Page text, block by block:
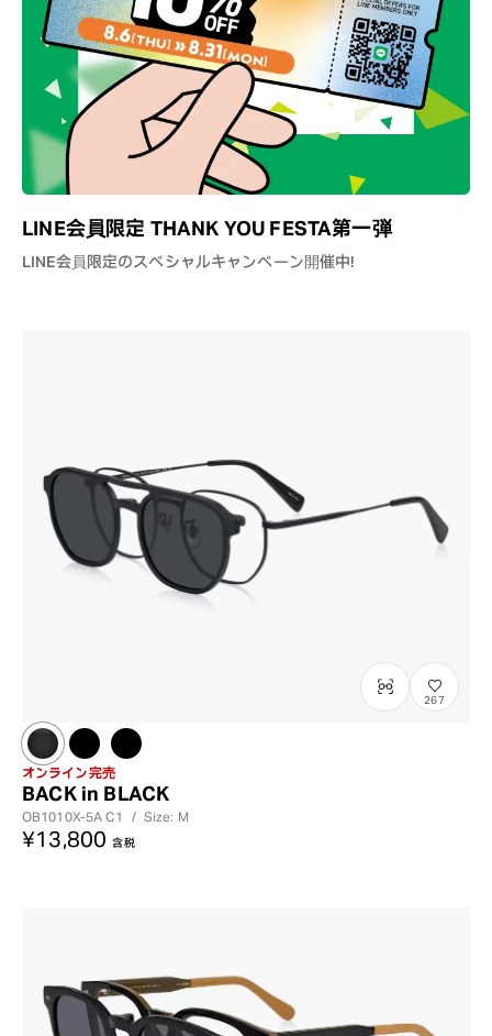
LINE会員限定 THANK YOU FESTA第一弾
LINE会員限定のスペシャルキャンペーン開催中！
267
オンライン完売
BACK in BLACK
OB1010X-5AC1 / Size: M
¥13,800 含税